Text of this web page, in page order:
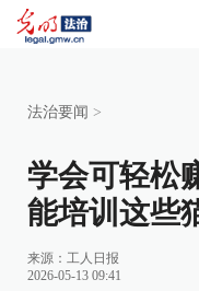
法治要闻 >
学会可轻松
能培训这些
来源： 工人日报
2026-05-13 09:41